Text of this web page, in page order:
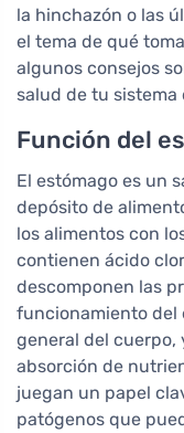
la hinchazón o las
el tema de qué
algunos consejos
salud de tu sistema
Función del
El estómago es un
depósito de
los alimentos con
contienen ácido
descomponen las
funcionamiento del
general del cuerpo,
absorción de
juegan un papel
patógenos que